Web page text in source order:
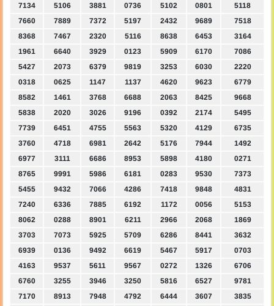
7134
5106 3881 0736 5102 0801
5118
7660
7889 7372 5197 2432 9689
7518
8368
7467 2320 5116 8638 6453
3164
1961
6640 3929 0123 5909 6170
7086
5427
2073 6379 9819 3253 6030
2220
0318
0625 1147 1137 4620 9623
6779
8582
1461 3768 6688 2063 8425
9668
5838
2020 3026 9196 0392 2174
5495
7739
6451 4755 5563 5320 4129
6735
3760
4718 6981 2642 5176 7944
1492
6977
3111 6686 8953 5898 4180
0271
8765
9991 5986 6181 0283 9530
7373
5455
9432 7066 4286 7418 9848
4831
7240
6336 7885 6192 1172 0056
5153
8062
0288 8901 6211 2966 2068
1869
3703
7073 5925 5709 6286 8441
3632
6939
0136 9492 6619 5467 5917
0703
4163
9537 5611 9567 0272 1326
6706
6760
3255 3946 3250 5816 6527
9781
7170
8913 7948 4792 6444 3607
3835